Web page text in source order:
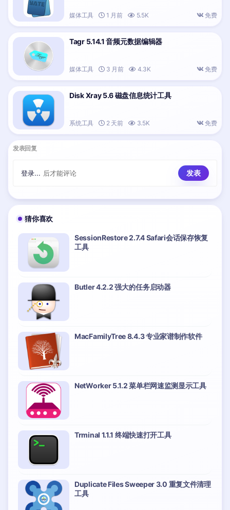
媒体工具 1 月前 5.5K 免费
Tagr 5.14.1 音频元数据编辑器
媒体工具 3 月前 4.3K 免费
Disk Xray 5.6 磁盘信息统计工具
系统工具 2 天前 3.5K 免费
发表回复
登录... 后才能评论
猜你喜欢
SessionRestore 2.7.4 Safari会话保存恢复
工具
Butler 4.2.2 强大的任务启动器
MacFamilyTree 8.4.3 专业家谱制作软件
NetWorker 5.1.2 菜单栏网速监测显示工具
Trminal 1.1.1 终端快速打开工具
Duplicate Files Sweeper 3.0 重复文件清理
工具